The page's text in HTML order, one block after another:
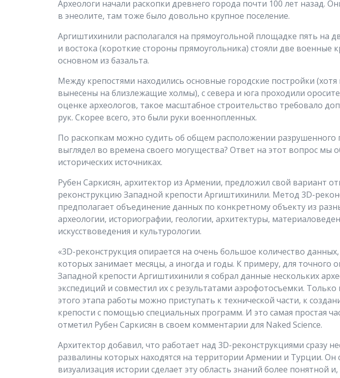
Археологи начали раскопки древнего города почти 100 лет назад.
в энеолите, там тоже было довольно крупное поселение.
Аргиштихинили располагался на прямоугольной площадке пять на
и востока (короткие стороны прямоугольника) стояли две военные
основном из базальта.
Между крепостями находились основные городские постройки
вынесены на близлежащие холмы), с севера и юга проходили
оценке археологов, такое масштабное строительство требовало
рук. Скорее всего, это были руки военнопленных.
По раскопкам можно судить об общем расположении разрушенного
выглядел во времена своего могущества? Ответ на этот вопрос мы
исторических источниках.
Рубен Саркисян, архитектор из Армении, предложил свой вариант
реконструкцию Западной крепости Аргиштихинили. Метод 3D-
предполагает объединение данных по конкретному объекту из
археологии, историографии, геологии, архитектуры,
искусствоведения и культурологии.
«3D-реконструкция опирается на очень большое количество
которых занимает месяцы, а иногда и годы. К примеру, для точного
Западной крепости Аргиштихинили я собрал данные нескольких
экспедиций и совместил их с результатами аэрофотосъемки.
этого этапа работы можно приступать к технической части, к
крепости с помощью специальных программ. И это самая простая
отметил Рубен Саркисян в своем комментарии для Naked Science.
Архитектор добавил, что работает над 3D-реконструкциями сразу
развалины которых находятся на территории Армении и Турции. Он
визуализация истории сделает эту область знаний более понятной и,